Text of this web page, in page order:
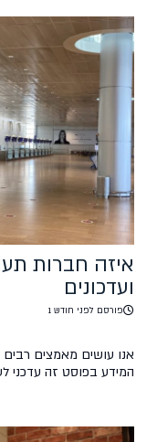
איזה חברות
ועדכונים
פורסם לפני חודש 1
אנו עושים מאמצים רבים
המידע בפוסט זה עדכני
עושה זאת על אחריותו